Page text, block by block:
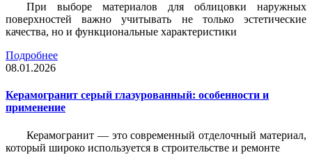
При выборе материалов для облицовки наружных
поверхностей важно учитывать не только эстетические
качества, но и функциональные характеристики
Подробнее
08.01.2026
Керамогранит серый глазурованный: особенности и
применение
Керамогранит — это современный отделочный материал,
который широко используется в строительстве и ремонте